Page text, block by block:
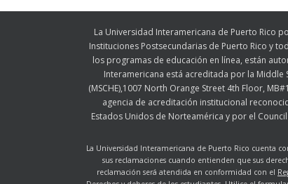
La Universidad Interamericana de Puerto Rico
Instituciones Postsecundarias de Puerto Rico y
los programas de educación en línea, están
Interamericana está acreditada por la Middle
(MSCHE),1007 North Orange Street 4th Floor,
agencia de acreditación institucional
Estados Unidos de Norteamérica y por el
La Universidad Interamericana de Puerto Rico cuenta
sus reclamaciones cuando entienden que sus
reclamación será atendida en conformidad con el